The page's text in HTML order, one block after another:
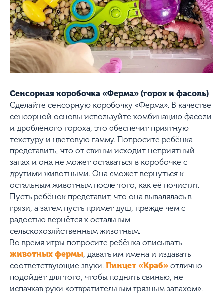
Сенсорная коробочка «Ферма» (горох и фасоль)
Сделайте сенсорную коробочку «Ферма». В качестве
сенсорной основы используйте комбинацию фасоли
и дроблёного гороха, это обеспечит приятную
текстуру и цветовую гамму. Попросите ребёнка
представить, что от свиньи исходит неприятный
запах и она не может оставаться в коробочке с
другими животными. Она сможет вернуться к
остальным животным после того, как её почистят.
Пусть ребёнок представит, что она вывалялась в
грязи, а затем пусть примет душ, прежде чем с
радостью вернётся к остальным
сельскохозяйственным животным.
Во время игры попросите ребёнка описывать
животных фермы, давать им имена и издавать
соответствующие звуки. Пинцет «Краб» отлично
подойдёт для того, чтобы поднять свинью, не
испачкав руки «отвратительным грязным запахом».